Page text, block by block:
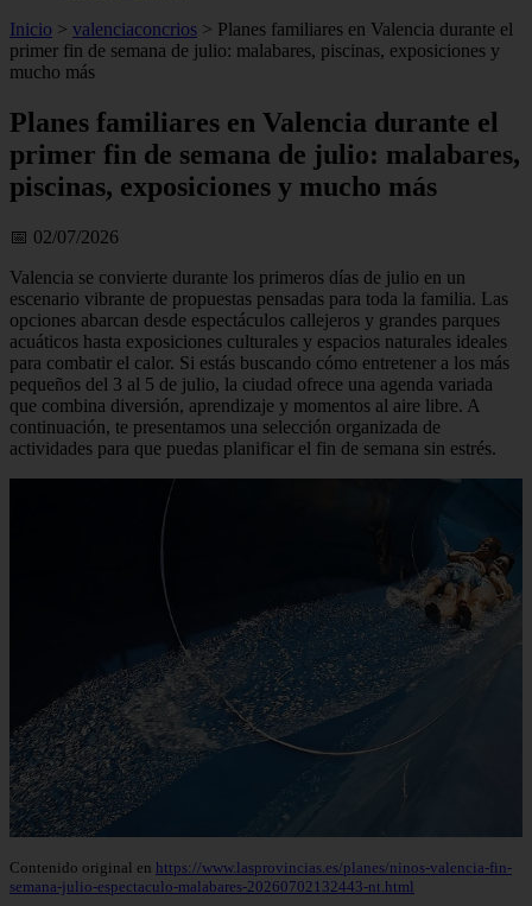
Inicio > valenciaconcrios > Planes familiares en Valencia durante el
primer fin de semana de julio: malabares, piscinas, exposiciones y
mucho más
Planes familiares en Valencia durante el
primer fin de semana de julio: malabares,
piscinas, exposiciones y mucho más
📅 02/07/2026
Valencia se convierte durante los primeros días de julio en un
escenario vibrante de propuestas pensadas para toda la familia. Las
opciones abarcan desde espectáculos callejeros y grandes parques
acuáticos hasta exposiciones culturales y espacios naturales ideales
para combatir el calor. Si estás buscando cómo entretener a los más
pequeños del 3 al 5 de julio, la ciudad ofrece una agenda variada
que combina diversión, aprendizaje y momentos al aire libre. A
continuación, te presentamos una selección organizada de
actividades para que puedas planificar el fin de semana sin estrés.
Contenido original en https://www.lasprovincias.es/planes/ninos-valencia-fin-
semana-julio-espectaculo-malabares-20260702132443-nt.html